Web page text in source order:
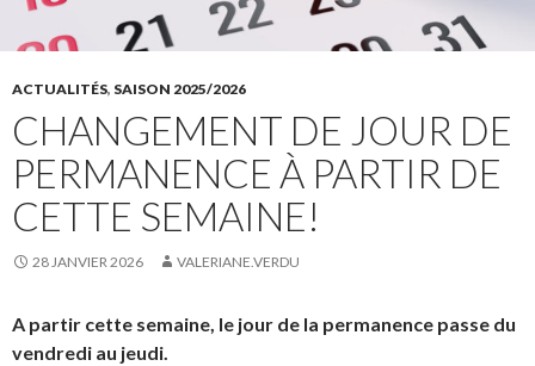
ACTUALITÉS, SAISON 2025/2026
CHANGEMENT DE JOUR DE
PERMANENCE À PARTIR DE
CETTE SEMAINE!
28 JANVIER 2026 VALERIANE.VERDU
A partir cette semaine, le jour de la permanence passe du
vendredi au jeudi.